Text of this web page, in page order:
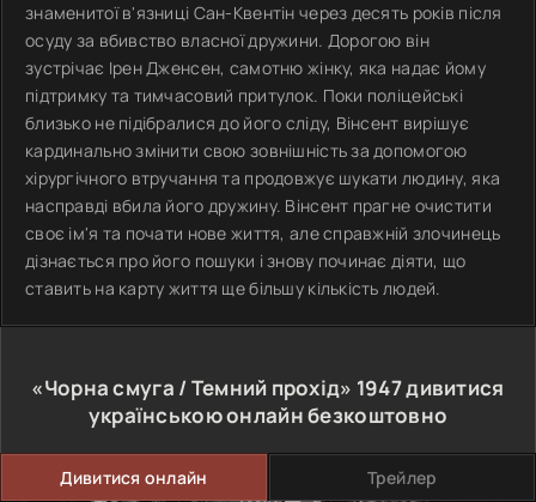
знаменитої в'язниці Сан-Квентін через десять років після
осуду за вбивство власної дружини. Дорогою він
зустрічає Ірен Дженсен, самотню жінку, яка надає йому
підтримку та тимчасовий притулок. Поки поліцейські
близько не підібралися до його сліду, Вінсент вирішує
кардинально змінити свою зовнішність за допомогою
хірургічного втручання та продовжує шукати людину, яка
насправді вбила його дружину. Вінсент прагне очистити
своє ім'я та почати нове життя, але справжній злочинець
дізнається про його пошуки і знову починає діяти, що
ставить на карту життя ще більшу кількість людей.
«Чорна смуга / Темний прохід» 1947дивитися
українською онлайн безкоштовно
Дивитися онлайн Трейлер